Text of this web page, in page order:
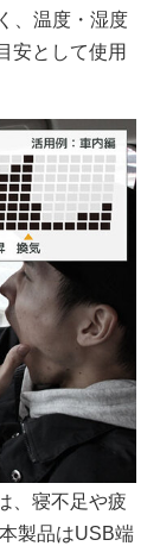
、温度・湿度
安として使用
、寝不足や疲
製品はUSB端